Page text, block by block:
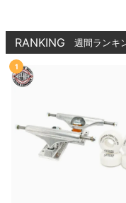
RANKING 週間ランキ
1